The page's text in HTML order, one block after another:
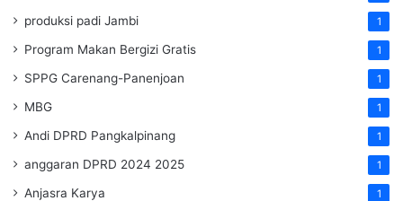
produksi padi Jambi 1
Program Makan Bergizi Gratis 1
SPPG Carenang-Panenjoan 1
MBG 1
Andi DPRD Pangkalpinang 1
anggaran DPRD 2024 2025 1
Anjasra Karya 1